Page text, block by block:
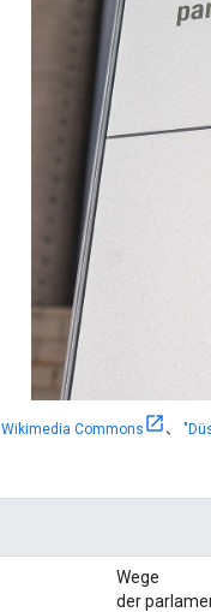
Wikimedia Commons 、
Wege
der